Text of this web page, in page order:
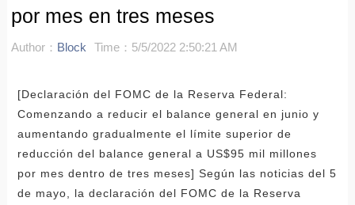
por mes en tres meses
Author： Block Time：5/5/2022 2:50:21 AM
[Declaración del FOMC de la Reserva Federal:
Comenzando a reducir el balance general en junio y
aumentando gradualmente el límite superior de
reducción del balance general a US$95 mil millones
por mes dentro de tres meses] Según las noticias del 5
de mayo, la declaración del FOMC de la Reserva